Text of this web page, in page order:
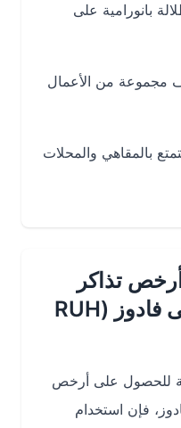
على
من الأعمال
والمحلات
تذاكر
طيران من الرياض إلى فادوز (RUH
على أرخص
استخدام